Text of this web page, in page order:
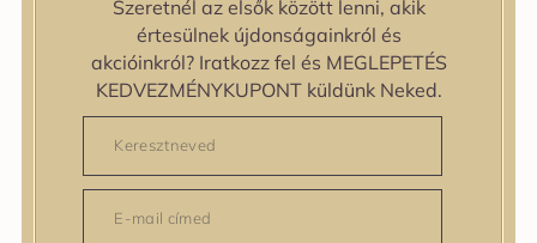
zipiderm
Bőrállapot
Bőrállapot
Bőrtípus
Bőrtípus
Kombinált
Száraz
Szeretnél az elsők között lenni, akik
értesülnek újdonságainkról és
akcióinkról? Iratkozz fel és MEGLEPETÉS
KEDVEZMÉNYKUPONT küldünk Neked.